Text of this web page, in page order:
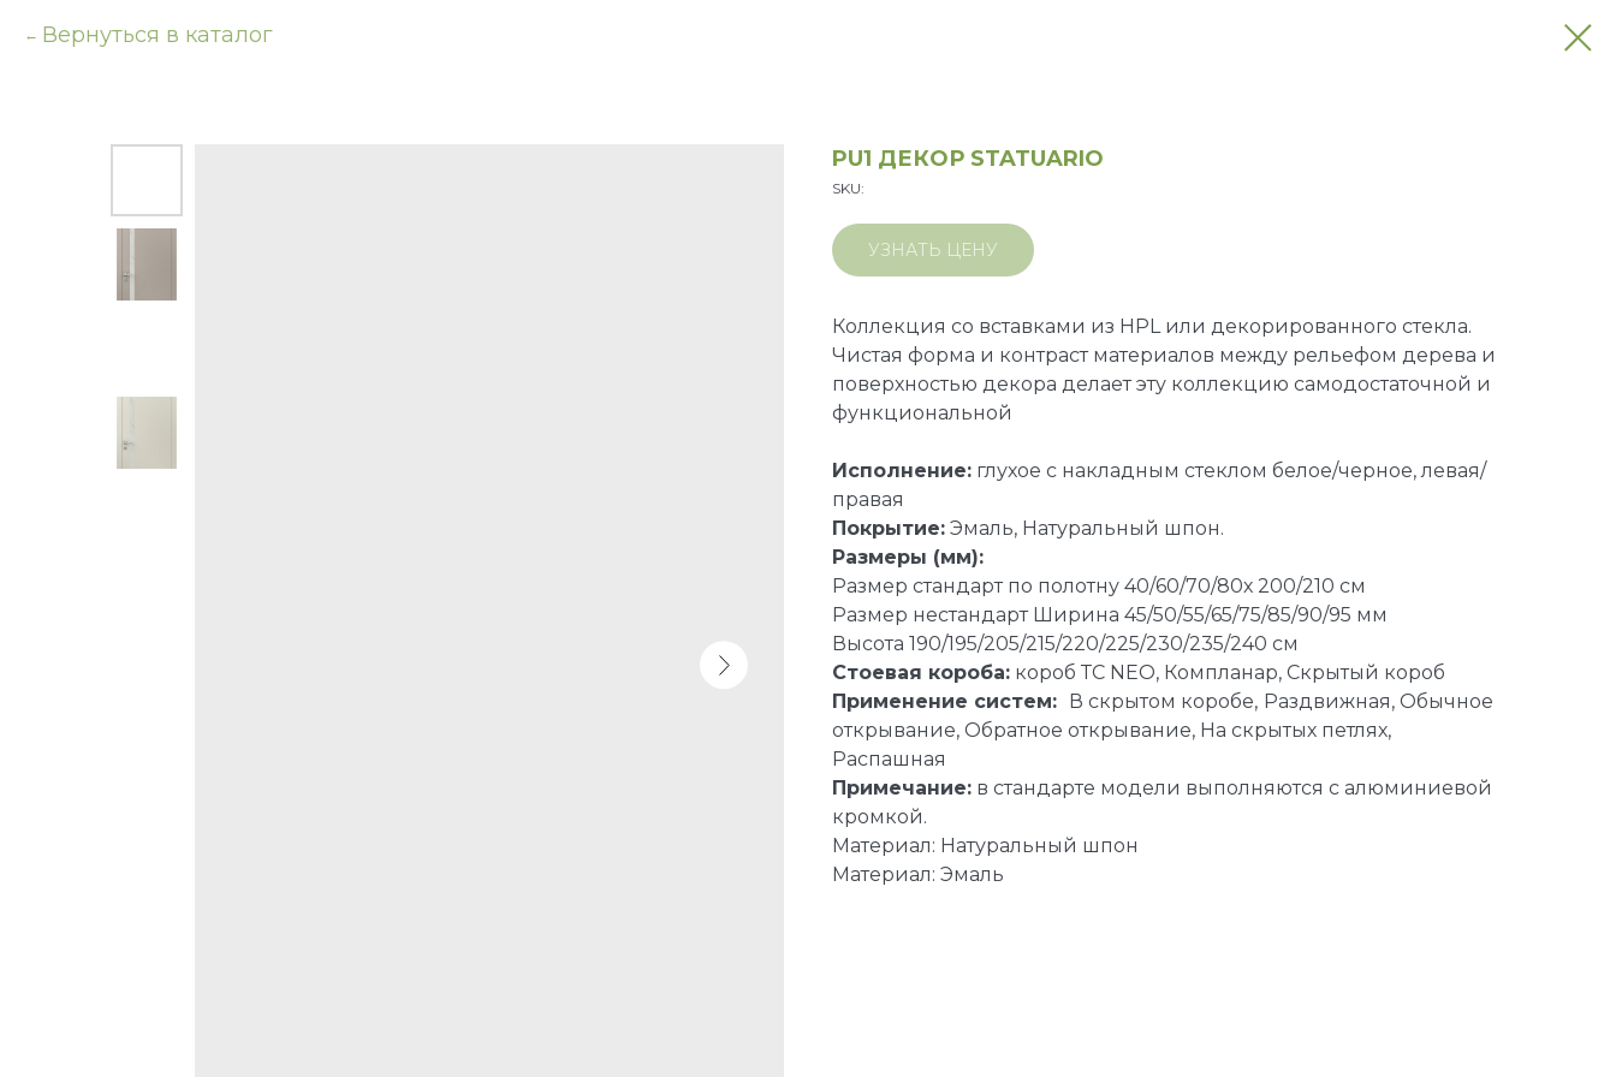
Вернуться в каталог
PU1 ДЕКОР STATUARIO
SKU:
УЗНАТЬ ЦЕНУ
Коллекция со вставками из HPL или декорированного стекла.
Чистая форма и контраст материалов между рельефом дерева и
поверхностью декора делает эту коллекцию самодостаточной и
функциональной
Исполнение: глухое с накладным стеклом белое/черное, левая/
правая
Покрытие: Эмаль, Натуральный шпон.
Размеры (мм):
Размер стандарт по полотну 40/60/70/80х 200/210 см
Размер нестандарт Ширина 45/50/55/65/75/85/90/95 мм
Высота 190/195/205/215/220/225/230/235/240 см
Стоевая короба: короб ТС NEO, Компланар, Скрытый короб
Применение систем:
В скрытом коробе, Раздвижная, Обычное
открывание, Обратное открывание, На скрытых петлях,
Распашная
Примечание: в стандарте модели выполняются с алюминиевой
кромкой.
Материал: Натуральный шпон
Материал: Эмаль